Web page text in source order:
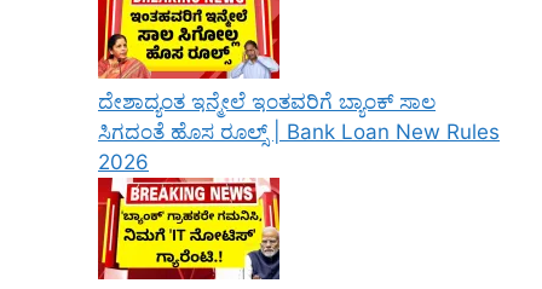
ದೇಶಾದ್ಯಂತ ಇನ್ಮೇಲೆ ಇಂತವರಿಗೆ ಬ್ಯಾಂಕ್ ಸಾಲ
ಸಿಗದಂತೆ ಹೊಸ ರೂಲ್ಸ್ | Bank Loan New Rules
2026